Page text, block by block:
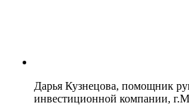
Дарья Кузнецова, помощник
инвестиционной компании,